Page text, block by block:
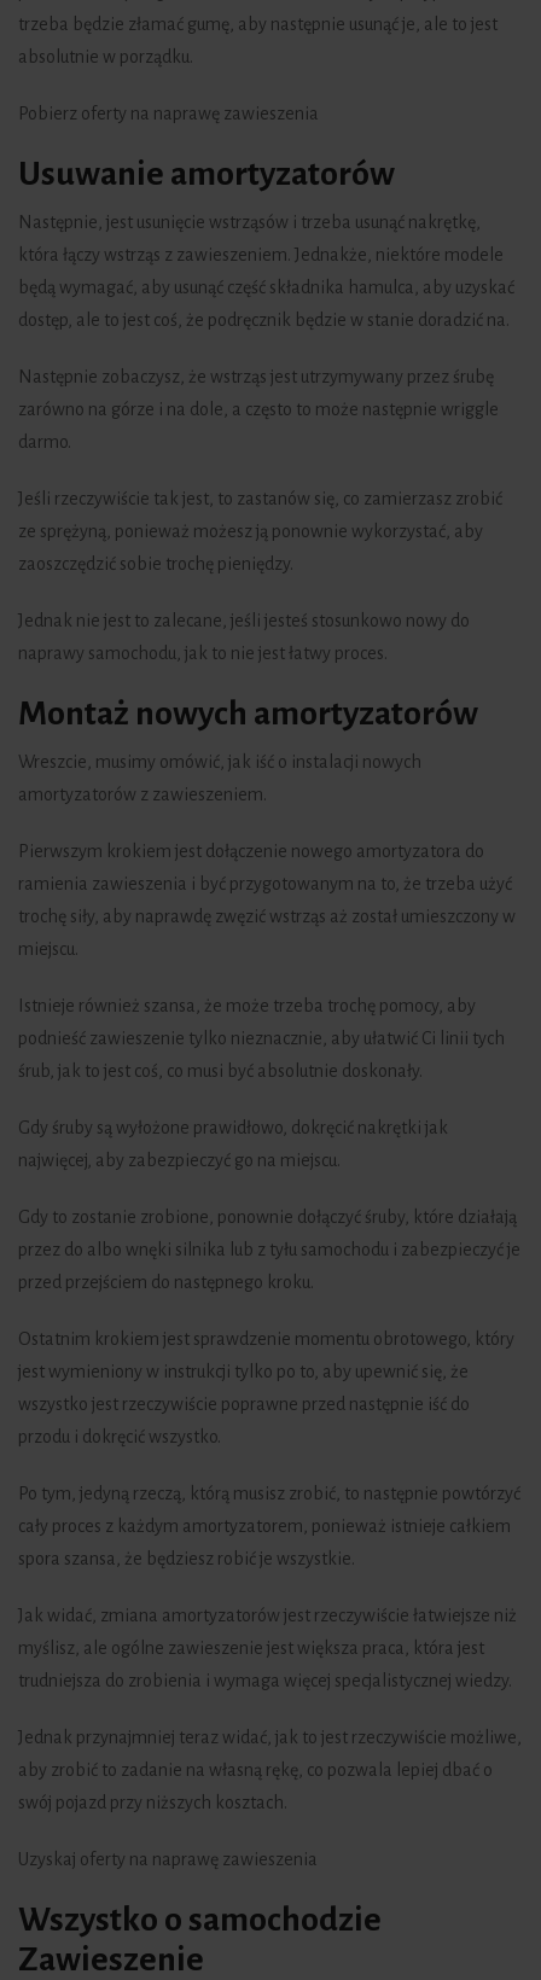
trzeba będzie złamać gumę, aby następnie usunąć je, ale to jest
absolutnie w porządku.
Pobierz oferty na naprawę zawieszenia
Usuwanie amortyzatorów
Następnie, jest usunięcie wstrząsów i trzeba usunąć nakrętkę,
która łączy wstrząs z zawieszeniem. Jednakże, niektóre modele
będą wymagać, aby usunąć część składnika hamulca, aby uzyskać
dostęp, ale to jest coś, że podręcznik będzie w stanie doradzić na.
Następnie zobaczysz, że wstrząs jest utrzymywany przez śrubę
zarówno na górze i na dole, a często to może następnie wriggle
darmo.
Jeśli rzeczywiście tak jest, to zastanów się, co zamierzasz zrobić
ze sprężyną, ponieważ możesz ją ponownie wykorzystać, aby
zaoszczędzić sobie trochę pieniędzy.
Jednak nie jest to zalecane, jeśli jesteś stosunkowo nowy do
naprawy samochodu, jak to nie jest łatwy proces.
Montaż nowych amortyzatorów
Wreszcie, musimy omówić, jak iść o instalacji nowych
amortyzatorów z zawieszeniem.
Pierwszym krokiem jest dołączenie nowego amortyzatora do
ramienia zawieszenia i być przygotowanym na to, że trzeba użyć
trochę siły, aby naprawdę zwęzić wstrząs aż został umieszczony w
miejscu.
Istnieje również szansa, że może trzeba trochę pomocy, aby
podnieść zawieszenie tylko nieznacznie, aby ułatwić Ci linii tych
śrub, jak to jest coś, co musi być absolutnie doskonały.
Gdy śruby są wyłożone prawidłowo, dokręcić nakrętki jak
najwięcej, aby zabezpieczyć go na miejscu.
Gdy to zostanie zrobione, ponownie dołączyć śruby, które działają
przez do albo wnęki silnika lub z tyłu samochodu i zabezpieczyć je
przed przejściem do następnego kroku.
Ostatnim krokiem jest sprawdzenie momentu obrotowego, który
jest wymieniony w instrukcji tylko po to, aby upewnić się, że
wszystko jest rzeczywiście poprawne przed następnie iść do
przodu i dokręcić wszystko.
Po tym, jedyną rzeczą, którą musisz zrobić, to następnie powtórzyć
cały proces z każdym amortyzatorem, ponieważ istnieje całkiem
spora szansa, że będziesz robić je wszystkie.
Jak widać, zmiana amortyzatorów jest rzeczywiście łatwiejsze niż
myślisz, ale ogólne zawieszenie jest większa praca, która jest
trudniejsza do zrobienia i wymaga więcej specjalistycznej wiedzy.
Jednak przynajmniej teraz widać, jak to jest rzeczywiście możliwe,
aby zrobić to zadanie na własną rękę, co pozwala lepiej dbać o
swój pojazd przy niższych kosztach.
Uzyskaj oferty na naprawę zawieszenia
Wszystko o samochodzie
Zawieszenie